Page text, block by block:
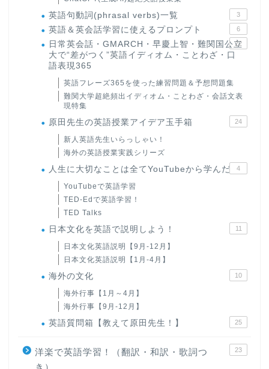
英語句動詞(phrasal verbs)一覧 3
英語＆英会話学習に使えるプロンプト 6
日常英会話・GMARCH・早慶上智・難関国公立
大で“差がつく”英語イディオム・ことわざ・口
語表現365
22
英語フレーズ365を使った練習問題＆予想問題集
難関大学超絶頻出イディオム・ことわざ・会話文表
現特集
原田先生の英語授業アイデア玉手箱 24
新人英語先生いらっしゃい！
海外の英語授業実践シリーズ
人生に大切なことは全てYouTubeから学んだ 4
YouTubeで英語学習
TED-Edで英語学習！
TED Talks
日本文化を英語で説明しよう！ 11
日本文化英語説明【9月-12月】
日本文化英語説明【1月-4月】
海外の文化 10
海外行事【1月～4月】
海外行事【9月-12月】
英語質問箱【教えて原田先生！】 25
洋楽で英語学習！（翻訳・和訳・歌詞つ
23